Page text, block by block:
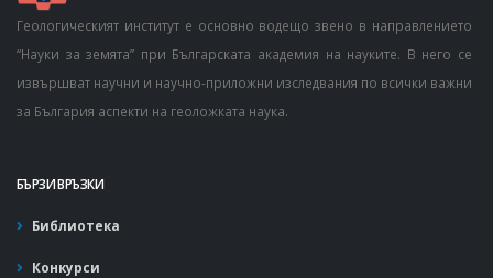
Геологическият институт е основно водещо звено в направлението
“Науки за земята” при Българската академия на науките. В него се
извършват научни и научно-приложни изследвания по всички важни
за България аспекти на геоложката наука.
БЪРЗИ ВРЪЗКИ
Библиотека
Конкурси